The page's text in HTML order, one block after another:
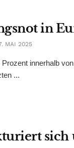
in
MAI 2025
innerhalb
...
sich